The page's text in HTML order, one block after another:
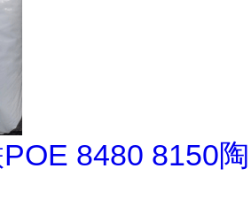
8480 8150陶